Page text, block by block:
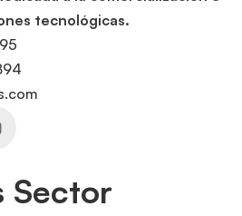
tecnológicas.
Sector